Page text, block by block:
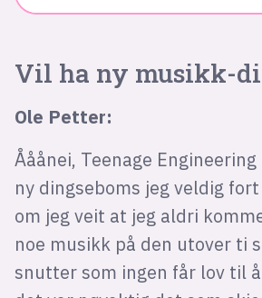
Vil ha ny musikk-
Ole Petter:
Ååånei, Teenage
ny dingseboms jeg veldig
om jeg veit at jeg aldri
noe musikk på den utover ti
snutter som ingen får lov til